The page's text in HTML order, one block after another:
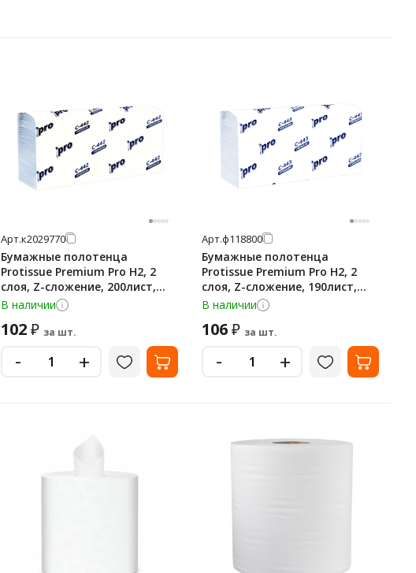
Арт.к2029770
Бумажные полотенца
Protissue Premium Pro H2, 2
слоя, Z-сложение, 200лист,
белые, С442
В наличии
102₽ за шт.
- +
Арт.ф118800
Бумажные полотенца
Protissue Premium Pro H2, 2
слоя, Z-сложение, 190лист,
белые, С443
В наличии
106₽ за шт.
- +